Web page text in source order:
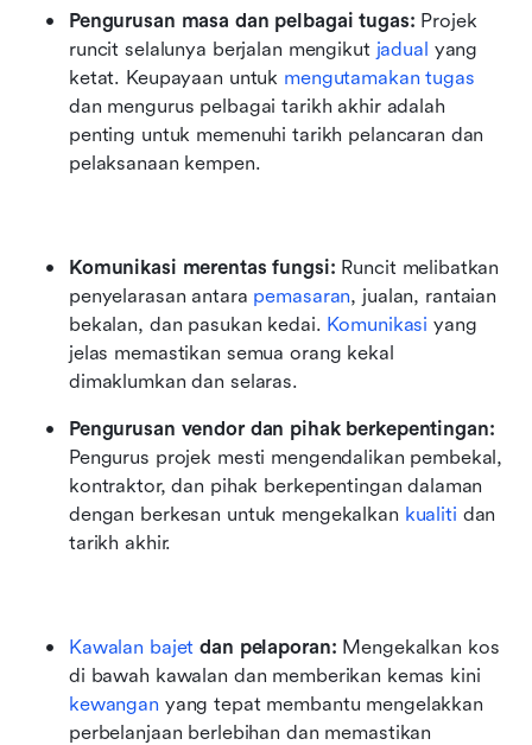
Pengurusan masa dan pelbagai tugas: Projek
runcit selalunya berjalan mengikut jadual yang
ketat. Keupayaan untuk mengutamakan tugas
dan mengurus pelbagai tarikh akhir adalah
penting untuk memenuhi tarikh pelancaran dan
pelaksanaan kempen.
Komunikasi merentas fungsi: Runcit melibatkan
penyelarasan antara pemasaran, jualan, rantaian
bekalan, dan pasukan kedai. Komunikasi yang
jelas memastikan semua orang kekal
dimaklumkan dan selaras.
Pengurusan vendor dan pihak berkepentingan:
Pengurus projek mesti mengendalikan pembekal,
kontraktor, dan pihak berkepentingan dalaman
dengan berkesan untuk mengekalkan kualiti dan
tarikh akhir.
Kawalan bajet dan pelaporan: Mengekalkan kos
kewangan yang tepat membantu mengelakkan
perbelanjaan berlebihan dan memastikan